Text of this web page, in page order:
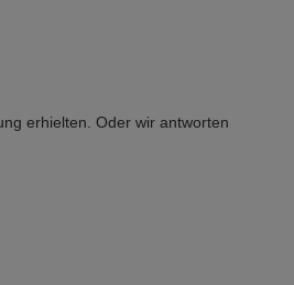
erhielten. Oder wir antworten